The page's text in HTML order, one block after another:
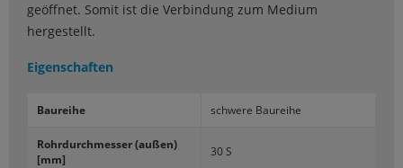
geöffnet. Somit ist die Verbindung zum Medium
hergestellt.
Eigenschaften
Bau­rei­he schwe­re Bau­rei­he
Rohr­durch­mes­ser (außen)
[mm]
30 S